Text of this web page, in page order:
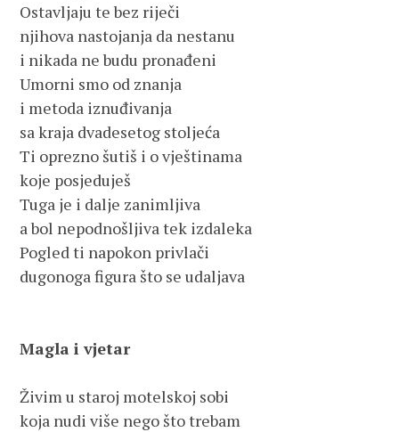
Ostavljaju te bez riječi
njihova nastojanja da nestanu
i nikada ne budu pronađeni
Umorni smo od znanja
i metoda iznuđivanja
sa kraja dvadesetog stoljeća
Ti oprezno šutiš i o vještinama
koje posjeduješ
Tuga je i dalje zanimljiva
a bol nepodnošljiva tek izdaleka
Pogled ti napokon privlači
dugonoga figura što se udaljava
Magla i vjetar
Živim u staroj motelskoj sobi
koja nudi više nego što trebam